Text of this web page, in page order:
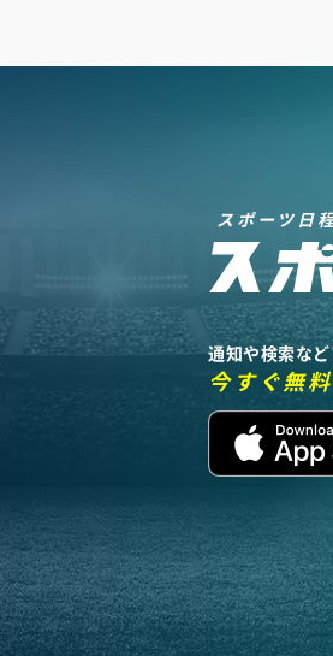
スポーツ日
通知や検索な
今すぐ無